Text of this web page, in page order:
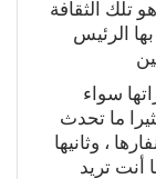
تلك الثقافة
الرئيس
سواء
ما تحدث
، وثانيها
أنت تريد